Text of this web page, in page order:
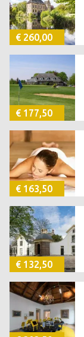
€ 260,00
€ 177,50
€ 163,50
€ 132,50